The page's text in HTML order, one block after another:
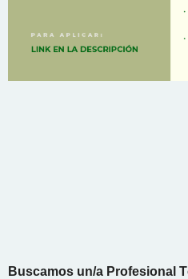
Buscamos un/a Profesional